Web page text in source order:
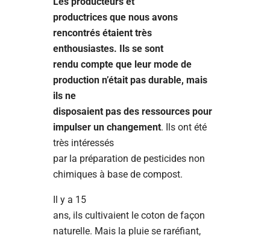
productrices que nous avons
rencontrés étaient très
enthousiastes. Ils se sont
rendu compte que leur mode de
production n’était pas durable, mais
ils ne
disposaient pas des ressources pour
impulser un changement. Ils ont été
très intéressés
par la préparation de pesticides non
chimiques à base de compost.
Il y a 15
ans, ils cultivaient le coton de façon
naturelle. Mais la pluie se raréfiant,